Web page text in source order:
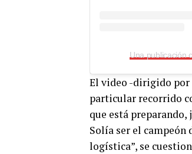
El video -dirigido por
particular recorrido
que está preparando,
Solía ​​ser el campeón
logística”, se